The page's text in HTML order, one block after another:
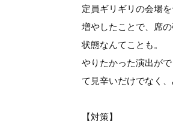
定員ギリギリの会場
増やしたことで、席
状態なんてことも。
やりたかった演出が
て見辛いだけでなく
【対策】